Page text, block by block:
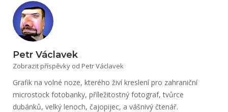
Petr Václavek
Zobrazit příspěvky od Petr Václavek
Grafik na volné noze, kterého živí kreslení pro zahraniční
microstock fotobanky, příležitostný fotograf, tvůrce
dubánků, velký lenoch, čajopijec, a vášnivý čtenář.